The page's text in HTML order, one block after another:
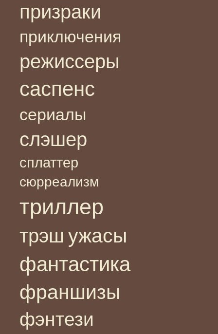
призраки
приключения
режиссеры
саспенс
сериалы
слэшер
сплаттер
сюрреализм
триллер
трэш ужасы
фантастика
франшизы
фэнтези